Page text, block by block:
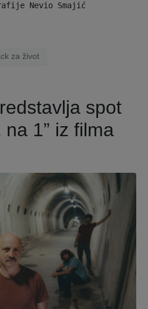
Nevio Smajić
za život
spot
na 1” iz filma